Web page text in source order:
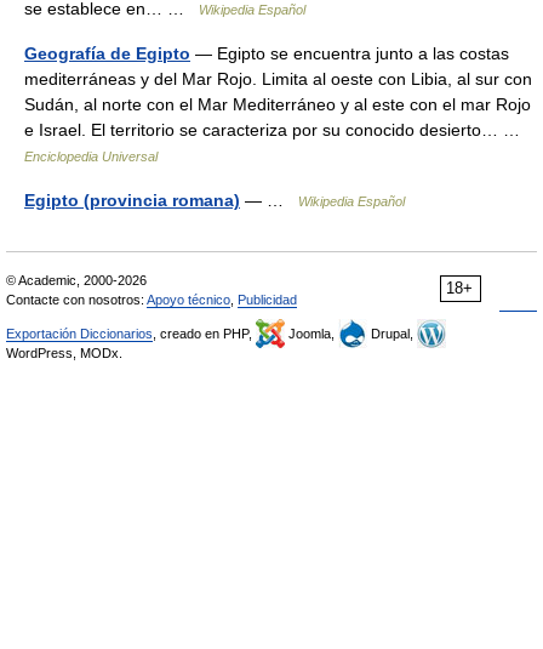
se establece en… …
Wikipedia Español
Geografía de Egipto — Egipto se encuentra junto a las costas
mediterráneas y del Mar Rojo. Limita al oeste con Libia, al sur con
Sudán, al norte con el Mar Mediterráneo y al este con el mar Rojo
e Israel. El territorio se caracteriza por su conocido desierto… …
Enciclopedia Universal
Egipto (provincia romana) — … Wikipedia Español
18+
© Academic, 2000-2026
Contacte con nosotros: Apoyo técnico Publicidad
Exportación Diccionarios , creado en PHP, Joomla,
Drupal,
WordPress, MODx.